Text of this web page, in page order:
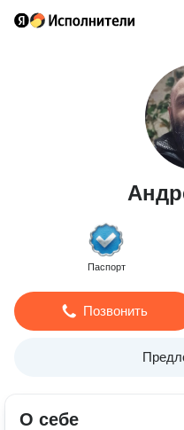
Паспорт
Позвонить
О себе